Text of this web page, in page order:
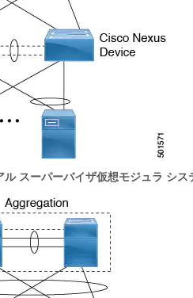
スーパーバイザ仮想モジュラ シ